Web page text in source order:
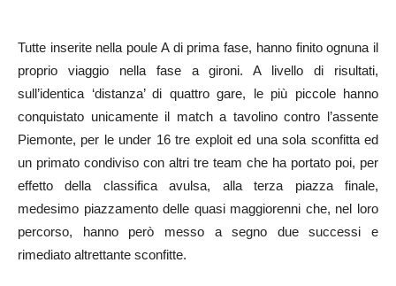
Tutte inserite nella poule A di prima fase, hanno finito ognuna il
proprio viaggio nella fase a gironi. A livello di risultati,
sull’identica ‘distanza’ di quattro gare, le più piccole hanno
conquistato unicamente il match a tavolino contro l’assente
Piemonte, per le under 16 tre exploit ed una sola sconfitta ed
un primato condiviso con altri tre team che ha portato poi, per
effetto della classifica avulsa, alla terza piazza finale,
medesimo piazzamento delle quasi maggiorenni che, nel loro
percorso, hanno però messo a segno due successi e
rimediato altrettante sconfitte.